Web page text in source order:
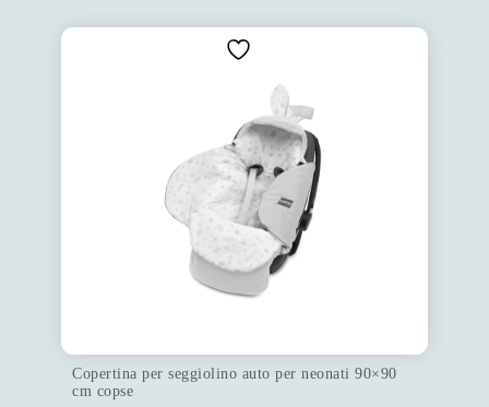
Copertina per seggiolino auto per neonati 90×90
cm copse